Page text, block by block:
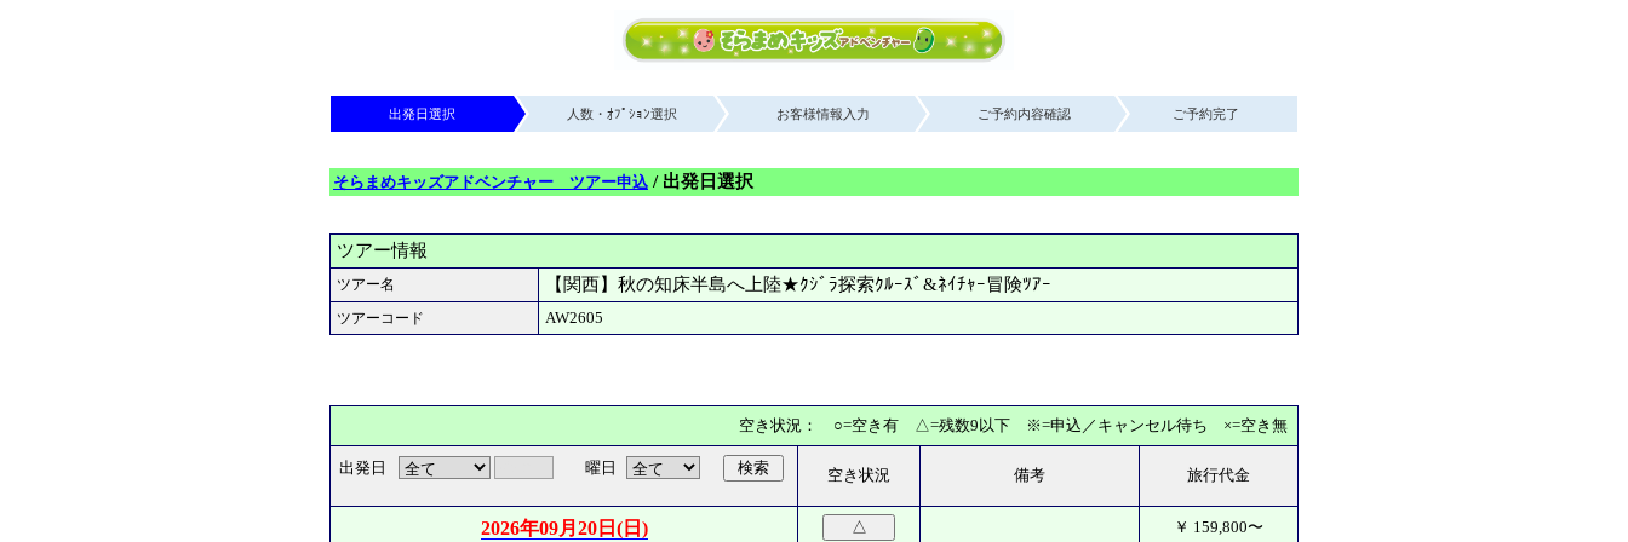
出発日選択 人数・ｵﾌﾟｼｮﾝ選択 お客様情報入力 ご予約内容確認 ご予約完了
そらまめキッズアドベンチャー ツアー申込 / 出発日選択
ツアー情報
ツアー名 【関西】秋の知床半島へ上陸★ｸｼﾞﾗ探索ｸﾙｰｽﾞ&ﾈｲﾁｬｰ冒険ﾂｱｰ
ツアーコード AW2605
空き状況： ○=空き有 △=残数9以下 ※=申込／キャンセル待ち ×=空き無
出発日 曜日 検索 空き状況 備考 旅行代金
2026年09月20日(日) △ ￥ 159,800〜